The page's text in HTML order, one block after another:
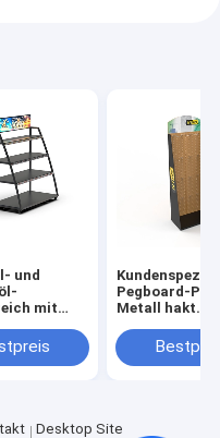
und
mit
Pegboard-
Metall hakt
Sicherheits-
Handschuh-
Desktop Site